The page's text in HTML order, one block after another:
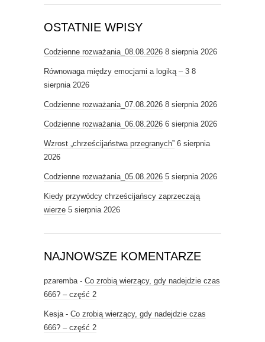
OSTATNIE WPISY
Codzienne rozważania_08.08.2026 8 sierpnia 2026
Równowaga między emocjami a logiką – 3 8
sierpnia 2026
Codzienne rozważania_07.08.2026 8 sierpnia 2026
Codzienne rozważania_06.08.2026 6 sierpnia 2026
Wzrost „chrześcijaństwa przegranych” 6 sierpnia
2026
Codzienne rozważania_05.08.2026 5 sierpnia 2026
Kiedy przywódcy chrześcijańscy zaprzeczają
wierze 5 sierpnia 2026
NAJNOWSZE KOMENTARZE
pzaremba- Co zrobią wierzący, gdy nadejdzie czas
666? – część 2
Kesja- Co zrobią wierzący, gdy nadejdzie czas
666? – część 2